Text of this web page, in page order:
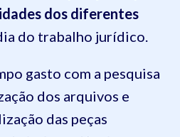
dos diferentes
do trabalho jurídico.
gasto com a pesquisa
dos arquivos e
das peças